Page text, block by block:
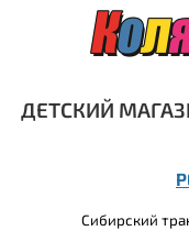
ДЕТСКИЙ
Сибирский